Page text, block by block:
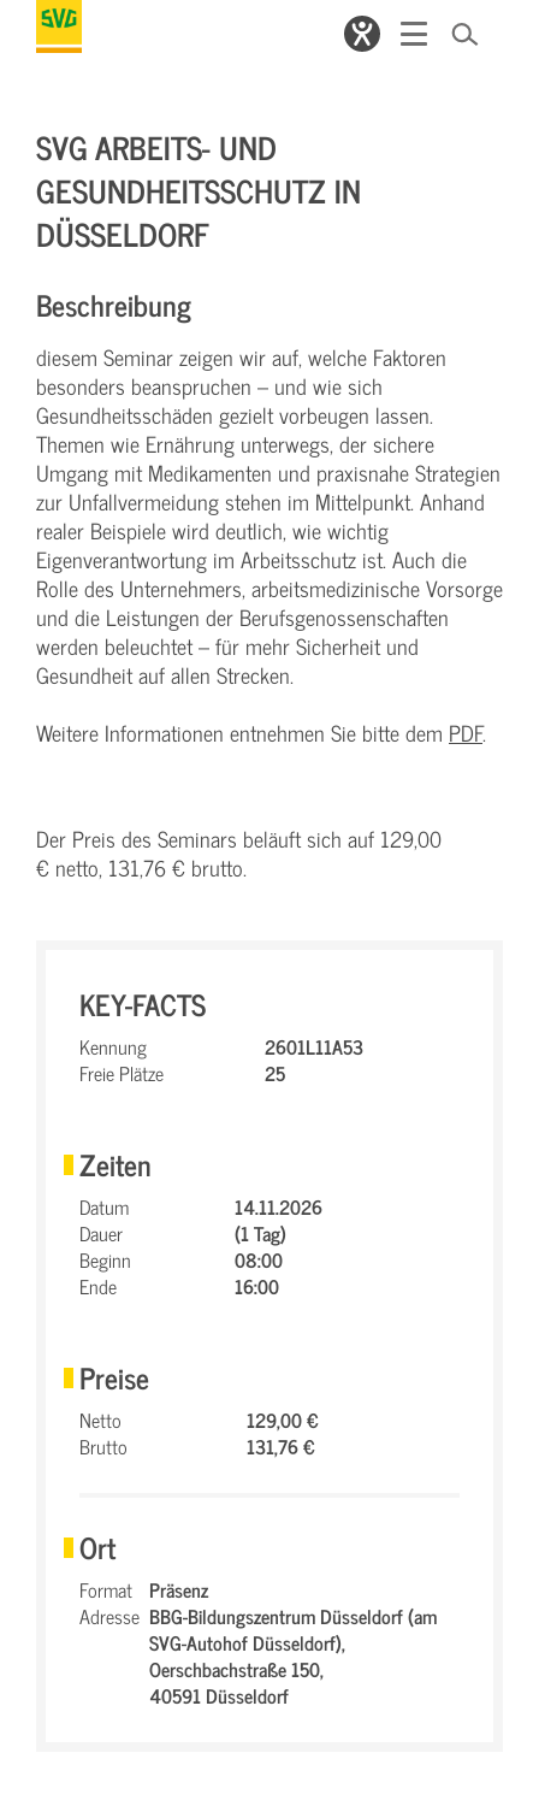
SVG ARBEITS- UND
GESUNDHEITSSCHUTZ IN
DÜSSELDORF
Beschreibung
diesem Seminar zeigen wir auf, welche Faktoren
besonders beanspruchen – und wie sich
Gesundheitsschäden gezielt vorbeugen lassen.
Themen wie Ernährung unterwegs, der sichere
Umgang mit Medikamenten und praxisnahe Strategien
zur Unfallvermeidung stehen im Mittelpunkt. Anhand
realer Beispiele wird deutlich, wie wichtig
Eigenverantwortung im Arbeitsschutz ist. Auch die
Rolle des Unternehmers, arbeitsmedizinische Vorsorge
und die Leistungen der Berufsgenossenschaften
werden beleuchtet – für mehr Sicherheit und
Gesundheit auf allen Strecken.
Weitere Informationen entnehmen Sie bitte dem PDF.
Der Preis des Seminars beläuft sich auf 129,00
€ netto, 131,76 € brutto.
KEY-FACTS
Kennung
2601L11A53
Freie Plätze
25
Zeiten
Datum
14.11.2026
Dauer
(1 Tag)
Beginn
08:00
Ende
16:00
Preise
Netto
129,00 €
Brutto
131,76 €
Ort
Format Präsenz
Adresse BBG-Bildungszentrum Düsseldorf (am
SVG-Autohof Düsseldorf),
Oerschbachstraße 150,
40591 Düsseldorf